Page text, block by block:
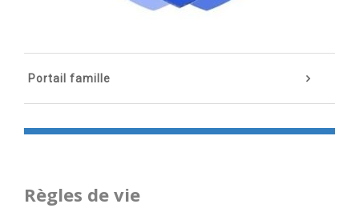
Portail famille
Règles de vie